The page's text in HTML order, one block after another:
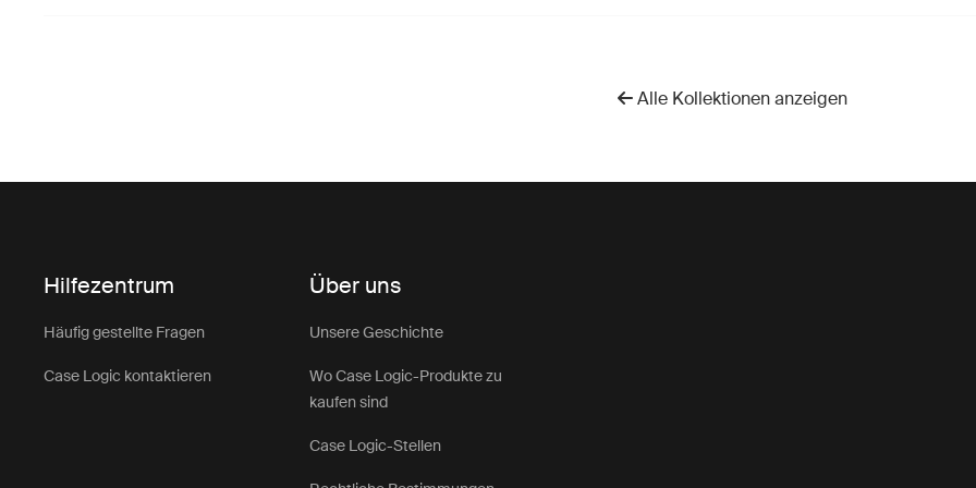
Alle Kollektionen anzeigen
Hilfezentrum
Häufig gestellte Fragen
Case Logic kontaktieren
Über uns
Unsere Geschichte
Wo Case Logic-Produkte zu
kaufen sind
Case Logic-Stellen